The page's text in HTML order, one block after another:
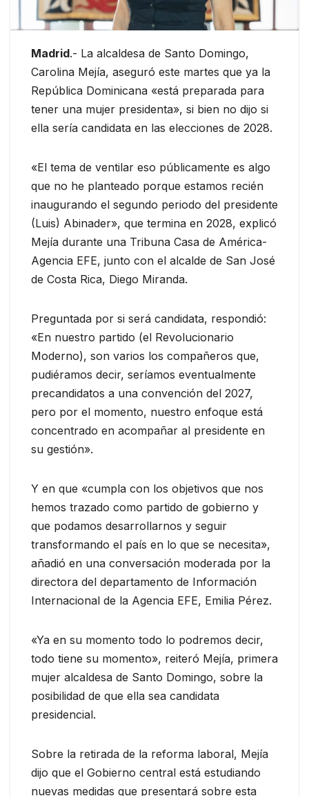
Madrid.- La alcaldesa de Santo Domingo,
Carolina Mejía, aseguró este martes que ya la
República Dominicana «está preparada para
tener una mujer presidenta», si bien no dijo si
ella sería candidata en las elecciones de 2028.
«El tema de ventilar eso públicamente es algo
que no he planteado porque estamos recién
inaugurando el segundo periodo del presidente
(Luis) Abinader», que termina en 2028, explicó
Mejía durante una Tribuna Casa de América-
Agencia EFE, junto con el alcalde de San José
de Costa Rica, Diego Miranda.
Preguntada por si será candidata, respondió:
«En nuestro partido (el Revolucionario
Moderno), son varios los compañeros que,
pudiéramos decir, seríamos eventualmente
precandidatos a una convención del 2027,
pero por el momento, nuestro enfoque está
concentrado en acompañar al presidente en
su gestión».
Y en que «cumpla con los objetivos que nos
hemos trazado como partido de gobierno y
que podamos desarrollarnos y seguir
transformando el país en lo que se necesita»,
añadió en una conversación moderada por la
directora del departamento de Información
Internacional de la Agencia EFE, Emilia Pérez.
«Ya en su momento todo lo podremos decir,
todo tiene su momento», reiteró Mejía, primera
mujer alcaldesa de Santo Domingo, sobre la
posibilidad de que ella sea candidata
presidencial.
Sobre la retirada de la reforma laboral, Mejía
dijo que el Gobierno central está estudiando
nuevas medidas que presentará sobre esta